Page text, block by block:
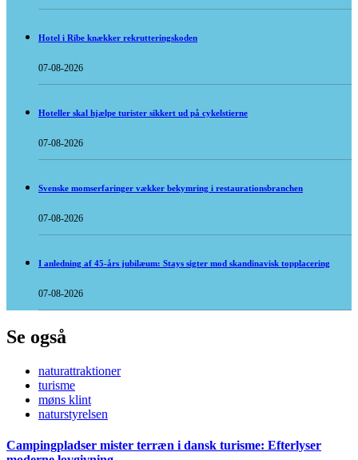
Hotel i Ribe knækker rekrutteringskoden
07-08-2026
Hoteller skal hjælpe turister sikkert ud på cykelstierne
07-08-2026
Svenske momserfaringer vækker bekymring i restaurationsbranchen
07-08-2026
I anledning af 45-års jubilæum: Stays sigter mod skandinavisk topplacering
07-08-2026
Se også
naturattraktioner
turisme
møns klint
naturstyrelsen
Campingpladser mister terræn i dansk turisme: Efterlyser